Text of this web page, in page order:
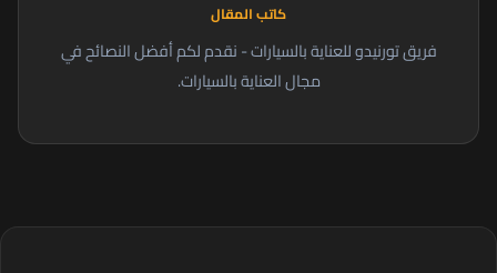
كاتب المقال
فريق تورنيدو للعناية بالسيارات - نقدم لكم أفضل النصائح في
مجال العناية بالسيارات.